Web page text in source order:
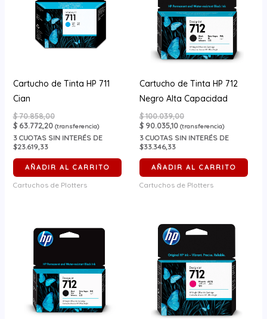
Cartucho de Tinta HP 711
Cian
$70.858,00
$63.772,20 (transferencia)
3CUOTAS SIN INTERÉS DE
$23.619,33
AÑADIR AL CARRITO
Cartuchos de Plotters
Cartucho de Tinta HP 712
Negro Alta Capacidad
$100.039,00
$ 90.035,10 (transferencia)
3 CUOTAS SIN INTERÉS DE
$33.346,33
AÑADIR AL CARRITO
Cartuchos de Plotters